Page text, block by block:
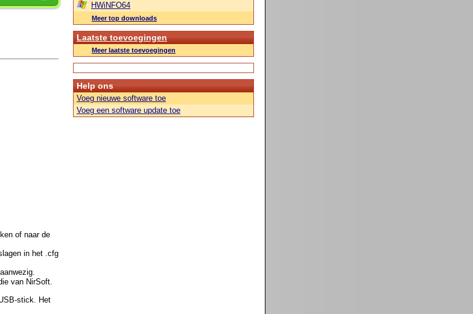
of naar de
in het .cfg
van NirSoft.
stick. Het
HWiNFO64
Meer top downloads
Laatste toevoegingen
Meer laatste toevoegingen
Help ons
Voeg nieuwe software toe
Voeg een software update toe